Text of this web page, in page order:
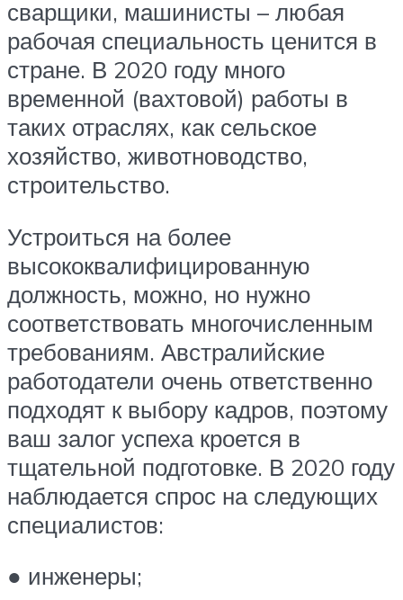
сварщики, машинисты – любая
рабочая специальность ценится в
стране. В 2020 году много
временной (вахтовой) работы в
таких отраслях, как сельское
хозяйство, животноводство,
строительство.
Устроиться на более
высококвалифицированную
должность, можно, но нужно
соответствовать многочисленным
требованиям. Австралийские
работодатели очень ответственно
подходят к выбору кадров, поэтому
ваш залог успеха кроется в
тщательной подготовке. В 2020 году
наблюдается спрос на следующих
специалистов:
● инженеры;